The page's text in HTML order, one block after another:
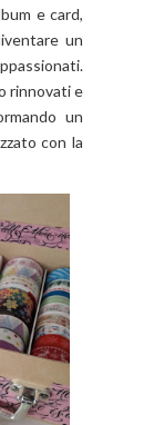
e card,
un
rinnovati e
un
con la